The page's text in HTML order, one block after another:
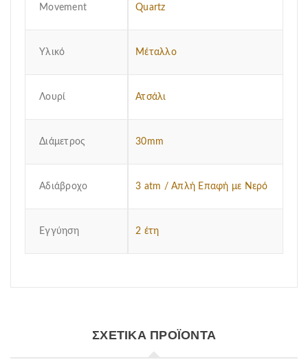
Μovement Quartz
Υλικό Μέταλλο
Λουρί Ατσάλι
Διάμετρος 30mm
Αδιάβροχο 3 atm / Απλή Επαφή με Νερό
Εγγύηση 2 έτη
ΣΧΕΤΙΚΆ ΠΡΟΪΌΝΤΑ